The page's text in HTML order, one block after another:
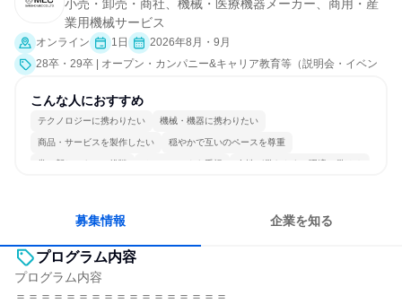
小売・卸売・商社、機械・医療機器メーカー、商用・産
業用機械サービス
オンライン 1日
2026年8月・9月
28卒・29卒 | オープン・カンパニー&キャリア教育等（説明会・イベン
こんな人におすすめ
テクノロジーに携わりたい 機械・機器に携わりたい
商品・サービスを製作したい 穏やかで互いのペースを尊重
常に新しいものに挑戦 チームワークを重視 女性が働きやすい環境で働ける
募集情報 企業を知る
プログラム内容
プログラム内容
＝＝＝＝＝＝＝＝＝＝＝＝＝＝＝＝＝